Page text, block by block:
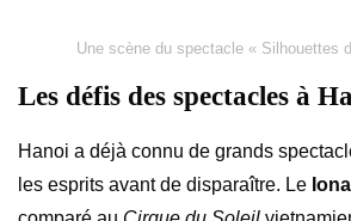
Une scène du spectacle « Silhouettes
Les défis des spectacles à
Hanoi a déjà connu de grands
les esprits avant de disparaître. Le